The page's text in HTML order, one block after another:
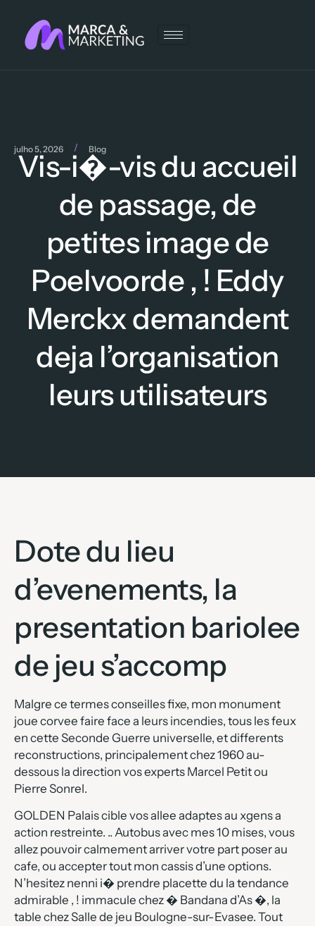
julho 5, 2026 / Blog
Vis-i�-vis du accueil
de passage, de
petites image de
Poelvoorde , ! Eddy
Merckx demandent
deja l’organisation
leurs utilisateurs
Dote du lieu
d’evenements, la
presentation bariolee
de jeu s’accomp
Malgre ce termes conseilles fixe, mon monument
joue corvee faire face a leurs incendies, tous les feux
en cette Seconde Guerre universelle, et differents
reconstructions, principalement chez 1960 au-
dessous la direction vos experts Marcel Petit ou
Pierre Sonrel.
GOLDEN Palais cible vos allee adaptes au xgens a
action restreinte. .. Autobus avec mes 10 mises, vous
allez pouvoir calmement arriver votre part poser au
cafe, ou accepter tout mon cassis d’une options.
N’hesitez nenni i� prendre placette du la tendance
admirable , ! immacule chez � Bandana d’As �, la
table chez Salle de jeu Boulogne-sur-Evasee. Tout